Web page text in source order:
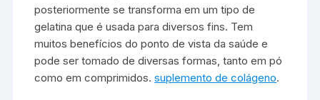
posteriormente se transforma em um tipo de
gelatina que é usada para diversos fins. Tem
muitos benefícios do ponto de vista da saúde e
pode ser tomado de diversas formas, tanto em pó
como em comprimidos.suplemento de colágeno.